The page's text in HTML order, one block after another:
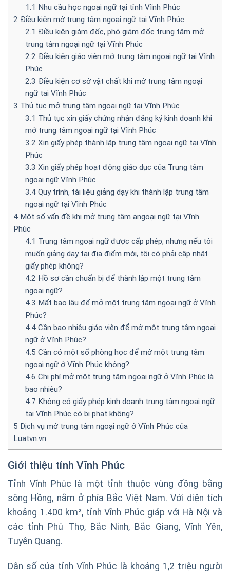
1.1 Nhu cầu học ngoại ngữ tại tỉnh Vĩnh Phúc
2 Điều kiện mở trung tâm ngoại ngữ tại Vĩnh Phúc
2.1 Điều kiện giám đốc, phó giám đốc trung tâm mở
trung tâm ngoại ngữ tại Vĩnh Phúc
2.2 Điều kiện giáo viên mở trung tâm ngoại ngữ tại Vĩnh
Phúc
2.3 Điều kiện cơ sở vật chất khi mở trung tâm ngoại
ngữ tại Vĩnh Phúc
3 Thủ tục mở trung tâm ngoại ngữ tại Vĩnh Phúc
3.1 Thủ tục xin giấy chứng nhận đăng ký kinh doanh khi
mở trung tâm ngoại ngữ tại Vĩnh Phúc
3.2 Xin giấy phép thành lập trung tâm ngoại ngữ tại Vĩnh
Phúc
3.3 Xin giấy phép hoạt động giáo dục của Trung tâm
ngoại ngữ Vĩnh Phúc
3.4Quy trình, tài liệu giảng dạy khi thành lập trung tâm
ngoại ngữ tại Vĩnh Phúc
4 Một số vấn đề khi mở trung tâm angoại ngữ tại Vĩnh
Phúc
4.1 Trung tâm ngoại ngữ được cấp phép, nhưng nếu tôi
muốn giảng dạy tại địa điểm mới, tôi có phải cập nhật
giấy phép không?
4.2 Hồ sơ cần chuẩn bị để thành lập một trung tâm
ngoại ngữ?
4.3 Mất bao lâu để mở một trung tâm ngoại ngữ ở Vĩnh
Phúc?
4.4Cần bao nhiêu giáo viên để mở một trung tâm ngoại
ngữ ở Vĩnh Phúc?
4.5 Cần có một số phòng học để mở một trung tâm
ngoại ngữ ở Vĩnh Phúc không?
4.6 Chi phí mở một trung tâm ngoại ngữ ở Vĩnh Phúc là
bao nhiêu?
4.7 Không có giấy phép kinh doanh trung tâm ngoại ngữ
tại Vĩnh Phúc có bị phạt không?
5 Dịch vụ mở trung tâm ngoại ngữ ở Vĩnh Phúc của
Luatvn.vn
Giới thiệu tỉnh Vĩnh Phúc
Tỉnh Vĩnh Phúc là một tỉnh thuộc vùng đồng bằng
sông Hồng, nằm ở phía Bắc Việt Nam. Với diện tích
khoảng 1.400 km², tỉnh Vĩnh Phúc giáp với Hà Nội và
các tỉnh Phú Thọ, Bắc Ninh, Bắc Giang, Vĩnh Yên,
Tuyên Quang.
Dân số của tỉnh Vĩnh Phúc là khoảng 1,2 triệu người